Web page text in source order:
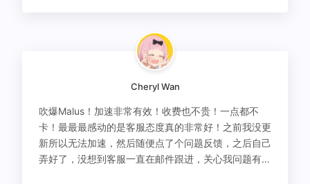
Cheryl Wan
吹爆Malus！加速非常有效！收费也不贵！一点都不
卡！最最最感动的是客服态度真的非常好！之前我没更
新所以无法加速，然后随便点了个问题反馈，之后自己
弄好了，没想到客服一直在邮件跟进，关心我问题有没